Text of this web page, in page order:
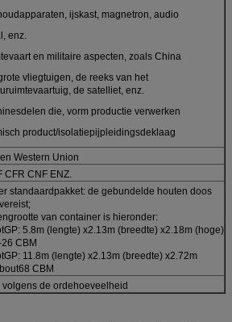
ijskast, magnetron, audio
enz.
en militaire aspecten, zoals China
vliegtuigen, de reeks van het
de satelliet, enz.
die, vorm productie verwerken
product/isolatiepijpleidingsdeklaag
Western Union
CFR CNF ENZ.
standaardpakket: de gebundelde houten doos
van container is hieronder:
5.8m (lengte) x2.13m (breedte) x2.18m (hoge)
CBM
11.8m (lengte) x2.13m (breedte) x2.72m
CBM
volgens de ordehoeveelheid